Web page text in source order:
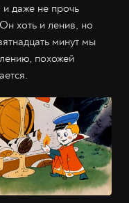
и даже не прочь
хоть и ленив, но
минут мы
похожей